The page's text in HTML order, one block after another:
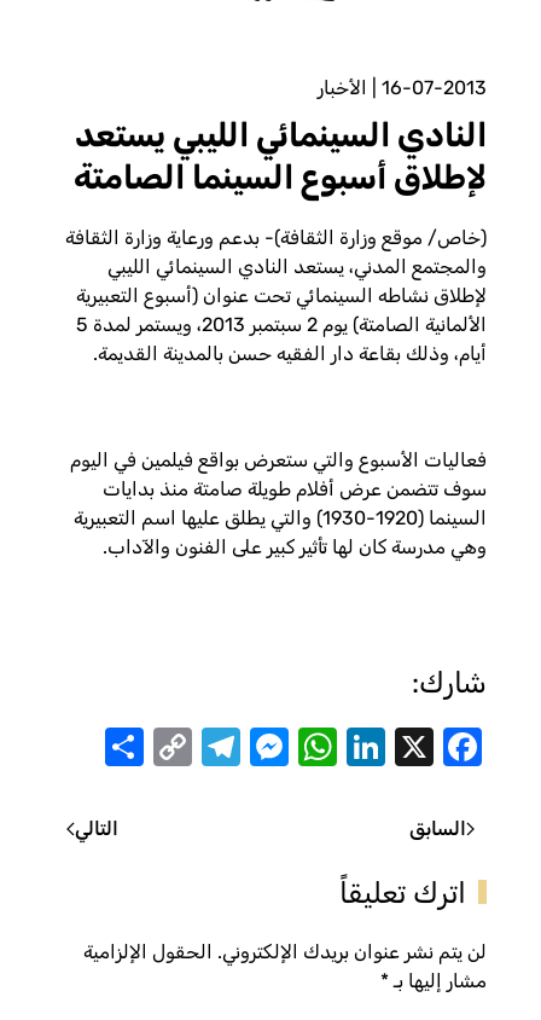
16-07-2013 الأخبار
النادي السينمائي الليبي يستعد
لإطلاق أسبوع السينما الصامتة
(خاص/ موقع وزارة الثقافة)- بدعم ورعاية وزارة الثقافة
والمجتمع المدني، يستعد النادي السينمائي الليبي
لإطلاق نشاطه السينمائي تحت عنوان (أسبوع التعبيرية
الألمانية الصامتة) يوم 2 سبتمبر 2013، ويستمر لمدة 5
أيام، وذلك بقاعة دار الفقيه حسن بالمدينة القديمة.
فعاليات الأسبوع والتي ستعرض بواقع فيلمين في اليوم
سوف تتضمن عرض أفلام طويلة صامتة منذ بدايات
السينما (1920-1930) والتي يطلق عليها اسم التعبيرية
وهي مدرسة كان لها تأثير كبير على الفنون والآداب.
شارك:
Facebook
X
LinkedIn
WhatsApp
Messenger
Telegram
Copy
السابق التالي
اترك تعليقاً
لن يتم نشر عنوان بريدك الإلكتروني. الحقول الإلزامية
مشار إليها بـ*